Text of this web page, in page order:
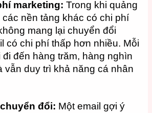
marketing:Trong khi quảng
nền tảng khác có chi phí
mang lại chuyển đổi
có chi phí thấp hơn nhiều. Mỗi
đến hàng trăm, hàng nghìn
vẫn duy trì khả năng cá nhân
đổi: Một email gợi ý